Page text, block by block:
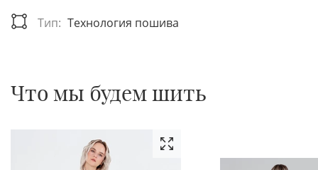
Тип: Технология пошива
Что мы будем шить